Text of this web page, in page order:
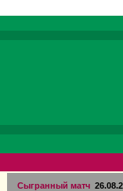
Сыгранный матч